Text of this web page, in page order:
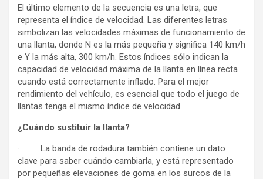
El último elemento de la secuencia es una letra, que
representa el índice de velocidad. Las diferentes letras
simbolizan las velocidades máximas de funcionamiento de
una llanta, donde N es la más pequeña y significa 140 km/h
e Y la más alta, 300 km/h. Estos índices sólo indican la
capacidad de velocidad máxima de la llanta en línea recta
cuando está correctamente inflado. Para el mejor
rendimiento del vehículo, es esencial que todo el juego de
llantas tenga el mismo índice de velocidad.
¿Cuándo sustituir la llanta?
· La banda de rodadura también contiene un dato
clave para saber cuándo cambiarla, y está representado
por pequeñas elevaciones de goma en los surcos de la